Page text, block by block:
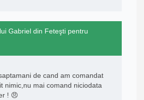
Gabriel din Feteşti pentru
de cand am comandat
nimic,nu mai comand niciodata
! 😠